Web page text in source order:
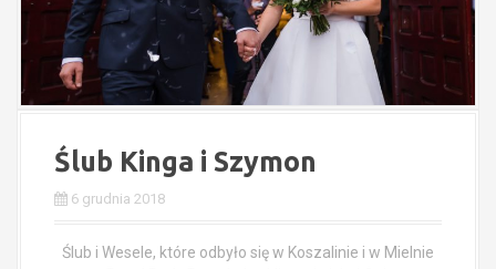
Ślub Kinga i Szymon
6 grudnia 2018
Ślub i Wesele, które odbyło się w Koszalinie i w Mielnie